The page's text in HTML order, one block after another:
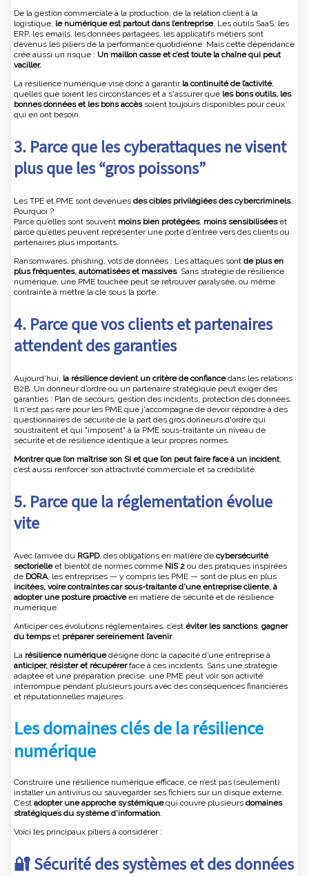
De la gestion commerciale à la production, de la relation client à la
logistique, le numérique est partout dans l’entreprise. Les outils SaaS, les
ERP, les emails, les données partagées, les applicatifs métiers sont
devenus les piliers de la performance quotidienne. Mais cette dépendance
crée aussi un risque : Un maillon casse et c’est toute la chaîne qui peut
vaciller.
La résilience numérique vise donc à garantir la continuité de l’activité,
quelles que soient les circonstances et à s'assurer que les bons outils, les
bonnes données et les bons accèssoient toujours disponibles pour ceux
qui en ont besoin.
3. Parce que les cyberattaques ne visent
plus que les “gros poissons”
Les TPE et PME sont devenues des cibles privilégiées des cybercriminels.
Pourquoi ?
Parce qu’elles sont souvent moins bien protégées, moins sensibiliséeset
parce qu’elles peuvent représenter une porte d’entrée vers des clients ou
partenaires plus importants.
Ransomwares, phishing, vols de données : Les attaques sont de plus en
plus fréquentes, automatisées et massives. Sans stratégie de résilience
numérique, une PME touchée peut se retrouver paralysée, ou même
contrainte à mettre la clé sous la porte.
4. Parce que vos clients et partenaires
attendent des garanties
Aujourd’hui, la résilience devient un critère de confiancedans les relations
B2B. Un donneur d’ordre ou un partenaire stratégique peut exiger des
garanties : Plan de secours, gestion des incidents, protection des données.
Il n'est pas rare pour les PME que j'accompagne de devoir répondre à des
questionnaires de sécurité de la part des gros donneurs d'ordre qui
soustraitent et qui "imposent" à la PME sous-traitante un niveau de
sécurité et de résilience identique à leur propres normes.
Montrer que l’on maîtrise son SI et que l’on peut faire face à un incident,
c’est aussi renforcer son attractivité commerciale et sa crédibilité.
5. Parce que la réglementation évolue
vite
Avec l’arrivée du RGPD, des obligations en matière de cybersécurité
sectorielleet bientôt de normes comme NIS 2 ou des pratiques inspirées
de DORA, les entreprises — y compris les PME — sont de plus en plus
incitées, voire contraintes car sous-traitante d'une entreprise cliente, à
adopter une posture proactiveen matière de sécurité et de résilience
numérique.
Anticiper ces évolutions réglementaires, c’est éviter les sanctions, gagner
du tempset préparer sereinement l’avenir.
La résilience numériquedésigne donc la capacité d’une entreprise à
anticiper, résister et récupérerface à ces incidents. Sans une stratégie
adaptée et une préparation précise, une PME peut voir son activité
interrompue pendant plusieurs jours avec des conséquences financières
et réputationnelles majeures.
Les domaines clés de la résilience
numérique
Construire une résilience numérique efficace, ce n’est pas (seulement)
installer un antivirus ou sauvegarder ses fichiers sur un disque externe.
C’est adopter une approche systémiquequi couvre plusieurs domaines
stratégiques du système d’information.
Voici les principaux piliers à considérer :
🔐Sécurité des systèmes et des données